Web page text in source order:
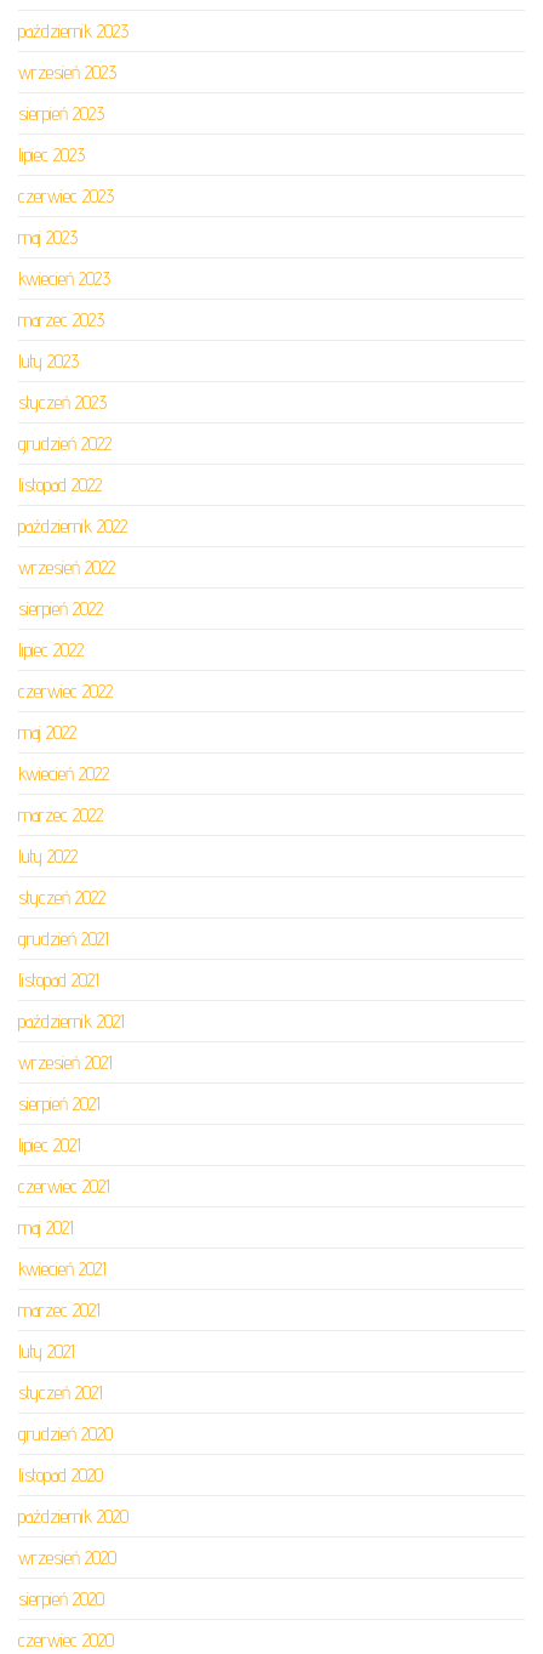
październik 2023
wrzesień 2023
sierpień 2023
lipiec 2023
czerwiec 2023
maj 2023
kwiecień 2023
marzec 2023
luty 2023
styczeń 2023
grudzień 2022
listopad 2022
październik 2022
wrzesień 2022
sierpień 2022
lipiec 2022
czerwiec 2022
maj 2022
kwiecień 2022
marzec 2022
luty 2022
styczeń 2022
grudzień 2021
listopad 2021
październik 2021
wrzesień 2021
sierpień 2021
lipiec 2021
czerwiec 2021
maj 2021
kwiecień 2021
marzec 2021
luty 2021
styczeń 2021
grudzień 2020
listopad 2020
październik 2020
wrzesień 2020
sierpień 2020
czerwiec 2020